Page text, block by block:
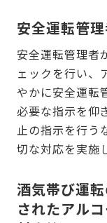
安全運転管
安全運転管理者
ェックを行い、
やかに安全運転
必要な指示を仰
止の指示を行う
切な対応を実施
酒気帯び運
されたアル